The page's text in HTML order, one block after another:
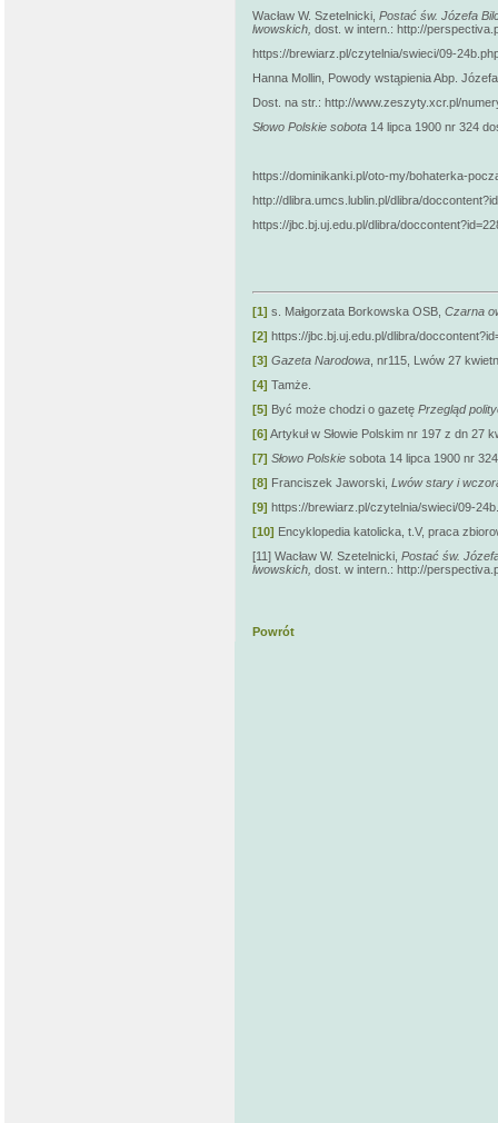
Wacław W. Szetelnicki, Postać św. Józefa
lwowskich, dost. w intern.: http://
https://brewiarz.pl/czytelnia/swieci/09-
Hanna Mollin, Powody wstąpienia Abp.
Dost. na str.: http://www.zeszyty.xcr.pl/
Słowo Polskie sobota 14 lipca 1900 nr 324
https://dominikanki.pl/oto-my/bohaterka-
http://dlibra.umcs.lublin.pl/dlibra/
https://jbc.bj.uj.edu.pl/dlibra/
[1] s. Małgorzata Borkowska OSB, Czarna
[2] https://jbc.bj.uj.edu.pl/dlibra/
[3] Gazeta Narodowa , nr115, Lwów 27
[4] Tamże.
[5] Być może chodzi o gazetę Przegląd
[6] Artykuł w Słowie Polskim nr 197 z dn 27
[7] Słowo Polskie sobota 14 lipca 1900 nr
[8] Franciszek Jaworski, Lwów stary i
[9] https://brewiarz.pl/czytelnia/swieci/09-
[10] Encyklopedia katolicka, t.V, praca
[11] Wacław W. Szetelnicki, Postać św.
lwowskich, dost. w intern.: http://
Powrót